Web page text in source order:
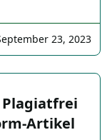
23, 2023
Artikel